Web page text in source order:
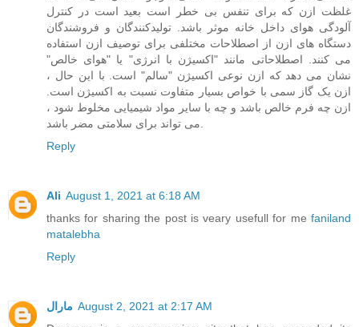
غلظت ازن که برای تنفس بی خطر است بعید است در کنترل
آلودگی هوای داخل خانه موثر باشد. تولیدکنندگان و فروشندگان
دستگاه های ازن از اصطلاحات مختلفی برای توصیف ازن استفاده
می کنند. اصطلاحاتی مانند "اکسیژن با انرژی" یا "هوای خالص"
نشان می دهد که ازن نوعی اکسیژن "سالم" است. با این حال ،
ازن یک گاز سمی با خواص بسیار متفاوت نسبت به اکسیژن است.
ازن چه فرم خالص باشد و چه با سایر مواد شیمیایی مخلوط شود ،
Reply
Ali August 1, 2021 at 6:18 AM
thanks for sharing the post is veary usefull for me faniland
matalebha
Reply
مارال August 2, 2021 at 2:17 AM